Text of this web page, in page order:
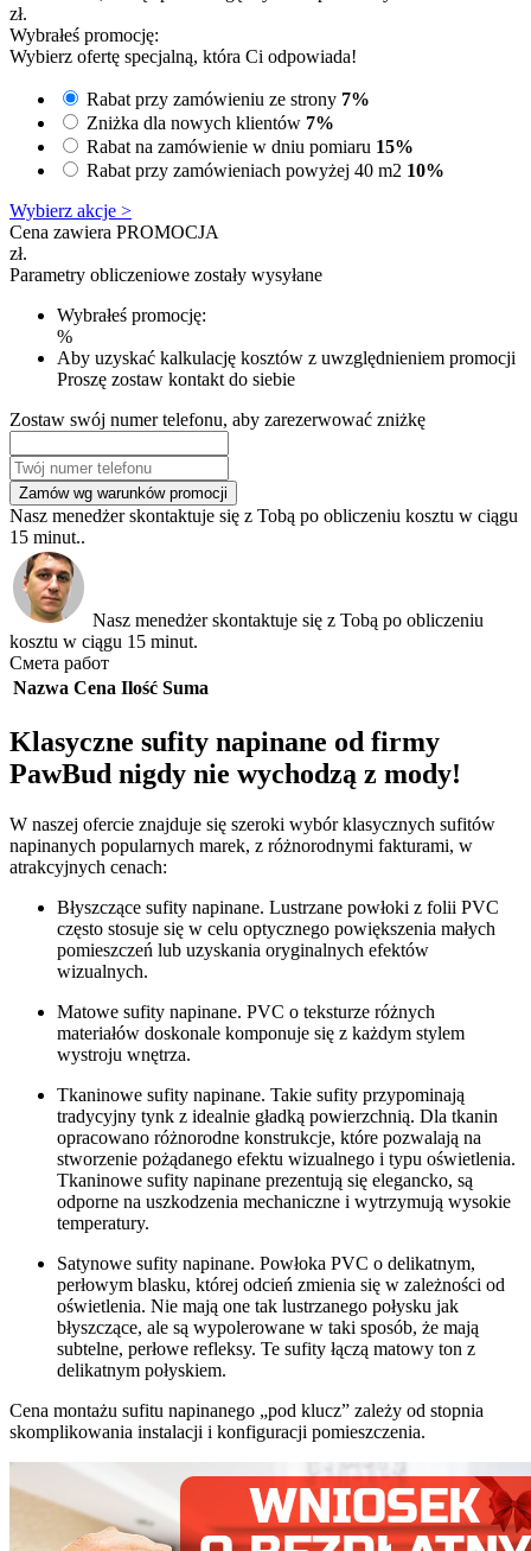
zł.
Wybrałeś promocję:
Wybierz ofertę specjalną, która Ci odpowiada!
Rabat przy zamówieniu ze strony 7%
Zniżka dla nowych klientów 7%
Rabat na zamówienie w dniu pomiaru 15%
Rabat przy zamówieniach powyżej 40 m2 10%
Wybierz akcje >
Cena zawiera PROMOCJA
zł.
Parametry obliczeniowe zostały wysyłane
Wybrałeś promocję:
%
Aby uzyskać kalkulację kosztów z uwzględnieniem promocji
Proszę zostaw kontakt do siebie
Zostaw swój numer telefonu, aby zarezerwować zniżkę
Zamów wg warunków promocji
Nasz menedżer skontaktuje się z Tobą po obliczeniu kosztu w ciągu
15 minut..
Nasz menedżer skontaktuje się z Tobą po obliczeniu
kosztu w ciągu 15 minut.
Смета работ
Nazwa Cena Ilość Suma
Klasyczne sufity napinane od firmy
PawBud nigdy nie wychodzą z mody!
W naszej ofercie znajduje się szeroki wybór klasycznych sufitów
napinanych popularnych marek, z różnorodnymi fakturami, w
atrakcyjnych cenach:
Błyszczące sufity napinane. Lustrzane powłoki z folii PVC
często stosuje się w celu optycznego powiększenia małych
pomieszczeń lub uzyskania oryginalnych efektów
wizualnych.
Matowe sufity napinane. PVC o teksturze różnych
materiałów doskonale komponuje się z każdym stylem
wystroju wnętrza.
Tkaninowe sufity napinane. Takie sufity przypominają
tradycyjny tynk z idealnie gładką powierzchnią. Dla tkanin
opracowano różnorodne konstrukcje, które pozwalają na
stworzenie pożądanego efektu wizualnego i typu oświetlenia.
Tkaninowe sufity napinane prezentują się elegancko, są
odporne na uszkodzenia mechaniczne i wytrzymują wysokie
temperatury.
Satynowe sufity napinane. Powłoka PVC o delikatnym,
perłowym blasku, której odcień zmienia się w zależności od
oświetlenia. Nie mają one tak lustrzanego połysku jak
błyszczące, ale są wypolerowane w taki sposób, że mają
subtelne, perłowe refleksy. Te sufity łączą matowy ton z
delikatnym połyskiem.
Cena montażu sufitu napinanego „pod klucz” zależy od stopnia
skomplikowania instalacji i konfiguracji pomieszczenia.